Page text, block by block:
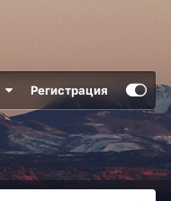
Регистрация